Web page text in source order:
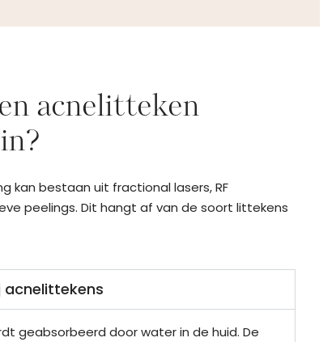
acnelitteken
kan bestaan uit fractional lasers, RF
peelings. Dit hangt af van de soort littekens
acnelittekens
geabsorbeerd door water in de huid. De